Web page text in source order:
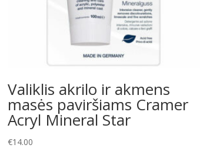
Valiklis akrilo ir akmens
masės paviršiams Cramer
Acryl Mineral Star
€14.00